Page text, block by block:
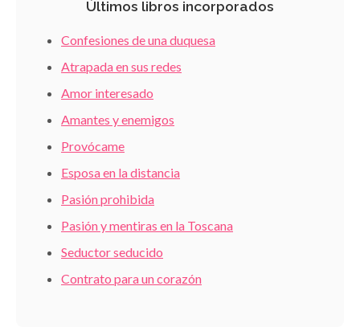
Últimos libros incorporados
Confesiones de una duquesa
Atrapada en sus redes
Amor interesado
Amantes y enemigos
Provócame
Esposa en la distancia
Pasión prohibida
Pasión y mentiras en la Toscana
Seductor seducido
Contrato para un corazón